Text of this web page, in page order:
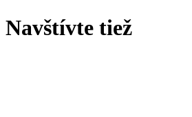
Navštívte tiež